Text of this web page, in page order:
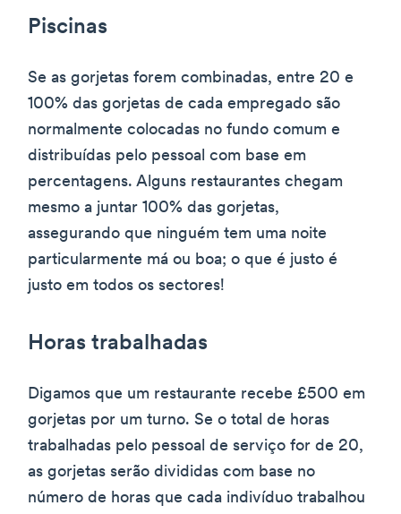
Piscinas
Se as gorjetas forem combinadas, entre 20 e
100% das gorjetas de cada empregado são
normalmente colocadas no fundo comum e
distribuídas pelo pessoal com base em
percentagens. Alguns restaurantes chegam
mesmo a juntar 100% das gorjetas,
assegurando que ninguém tem uma noite
particularmente má ou boa; o que é justo é
justo em todos os sectores!
Horas trabalhadas
Digamos que um restaurante recebe £500 em
gorjetas por um turno. Se o total de horas
trabalhadas pelo pessoal de serviço for de 20,
as gorjetas serão divididas com base no
número de horas que cada indivíduo trabalhou